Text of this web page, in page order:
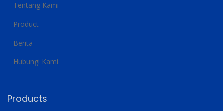
Tentang Kami
Product
Berita
Hubungi Kami
Products